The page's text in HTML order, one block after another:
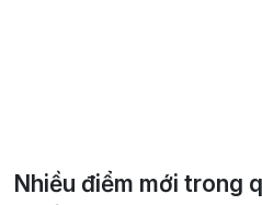
Nhiều điểm mới trong